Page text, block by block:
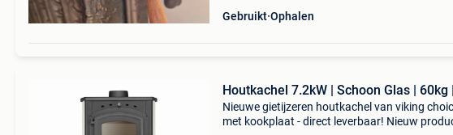
Gebruikt Ophalen
Houtkachel 7.2kW | Schoon Glas | 60kg
Nieuwe gietijzeren houtkachel van viking
met kookplaat - direct leverbaar! Nieuw